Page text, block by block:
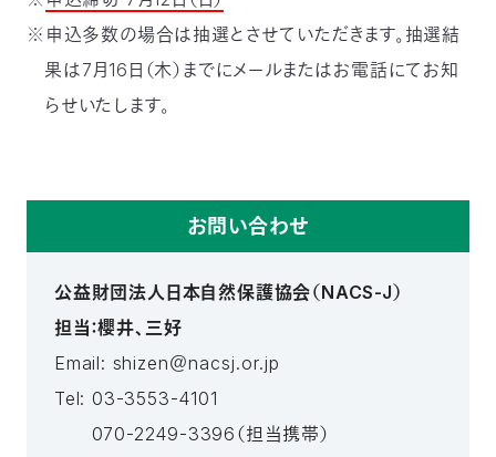
※申込多数の場合は抽選とさせていただきます。抽選結
果は7月16日（木）までにメールまたはお電話にてお知
らせいたします。
お問い合わせ
公益財団法人日本自然保護協会（NACS-J）
担当：櫻井、三好
Email: shizen＠nacsj.or.jp
Tel: 03-3553-4101
070-2249-3396（担当携帯）